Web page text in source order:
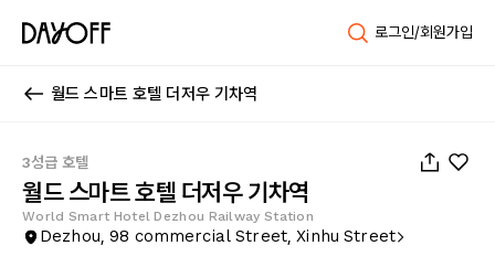
로그인/회원가입
월드 스마트 호텔 더저우 기차역
3성급 호텔
월드 스마트 호텔 더저우 기차역
World Smart Hotel Dezhou Railway Station
Dezhou, 98 commercial Street, Xinhu Street